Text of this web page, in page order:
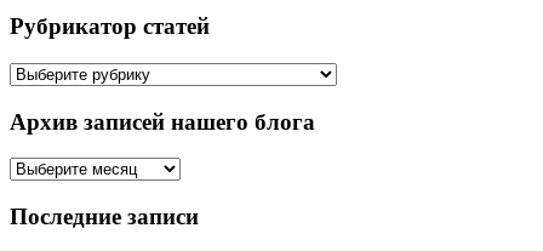
Рубрикатор статей
Рубрикатор
Архив записей нашего блога
Архив
нашего
Последние записи